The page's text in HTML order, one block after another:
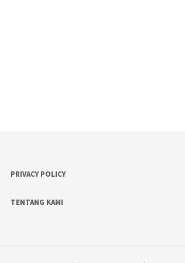
PRIVACY POLICY
TENTANG KAMI